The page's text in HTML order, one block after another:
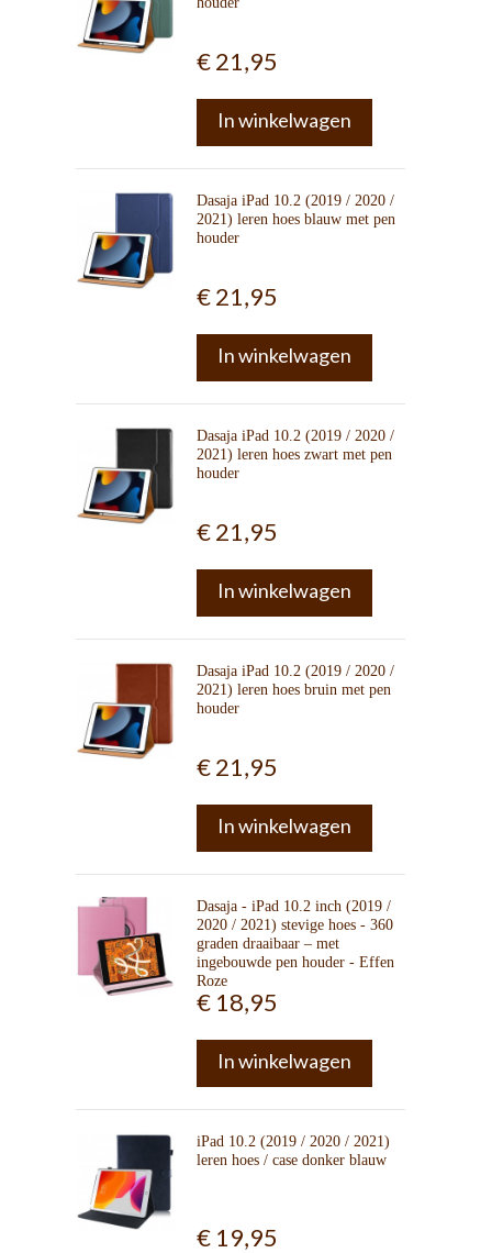
€ 21,95
In winkelwagen
Dasaja iPad 10.2 (2019 / 2020 /
2021) leren hoes blauw met pen
houder
€ 21,95
In winkelwagen
Dasaja iPad 10.2 (2019 / 2020 /
2021) leren hoes zwart met pen
houder
€ 21,95
In winkelwagen
Dasaja iPad 10.2 (2019 / 2020 /
2021) leren hoes bruin met pen
houder
€ 21,95
In winkelwagen
Dasaja - iPad 10.2 inch (2019 /
2020 / 2021) stevige hoes - 360
graden draaibaar – met
ingebouwde pen houder - Effen
Roze
€ 18,95
In winkelwagen
iPad 10.2 (2019 / 2020 / 2021)
leren hoes / case donker blauw
€ 19,95